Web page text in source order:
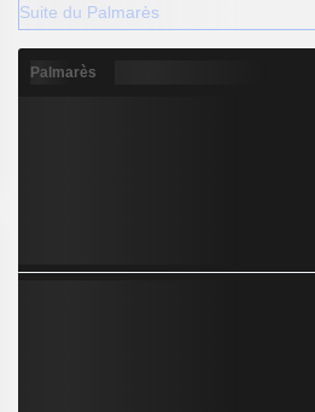
Suite du Palmarès
Palmarès